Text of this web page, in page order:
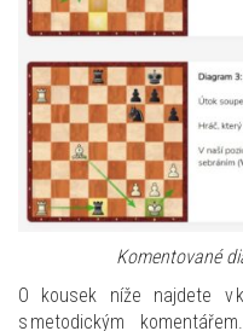
Komentované
O kousek níže najdete v
s metodickým